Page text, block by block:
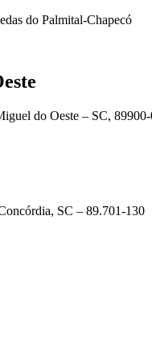
do Palmital-Chapecó
do Oeste – SC,
SC – 89.701-130